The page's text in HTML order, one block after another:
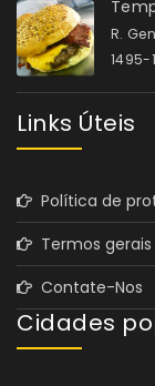
R.
1495-
Links Úteis
Política de
Termos
Contate-Nos
Cidades